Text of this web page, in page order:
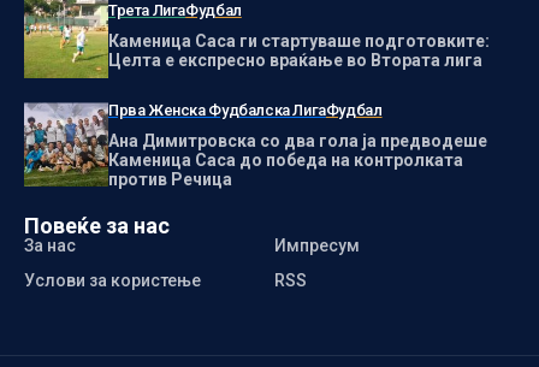
Трета ЛигаФудбал
Каменица Саса ги стартуваше подготовките:
Целта е експресно враќање во Втората лига
Прва Женска Фудбалска ЛигаФудбал
Ана Димитровска со два гола ја предводеше
Каменица Саса до победа на контролката
против Речица
Повеќе за нас
За нас
Импресум
Услови за користење
RSS